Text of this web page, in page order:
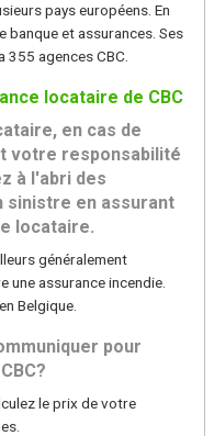
pays européens. En
banque et assurances. Ses
agences CBC.
locataire de CBC
en cas de
votre responsabilité
à l'abri des
sinistre en assurant
locataire.
généralement
assurance incendie.
Belgique.
pour
le prix de votre